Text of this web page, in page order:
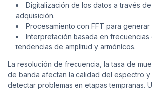
Digitalización de los datos a través
adquisición.
Procesamiento con FFT para generar
Interpretación basada en frecuencias
tendencias de amplitud y armónicos.
La resolución de frecuencia, la tasa de
de banda afectan la calidad del espectro
detectar problemas en etapas tempranas.